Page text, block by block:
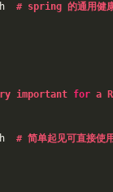
# spring 的通用健
important for a
# 简单起见可直接